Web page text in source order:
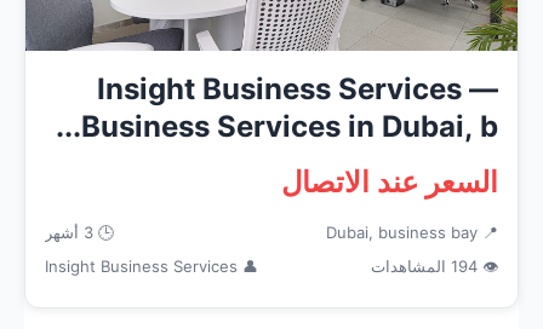
Insight Business Services —
Business Services in Dubai, b...
السعر عند الاتصال
📍 Dubai, business bay
🕒 3 أشهر
👁 194 المشاهدات
👤 Insight Business Services